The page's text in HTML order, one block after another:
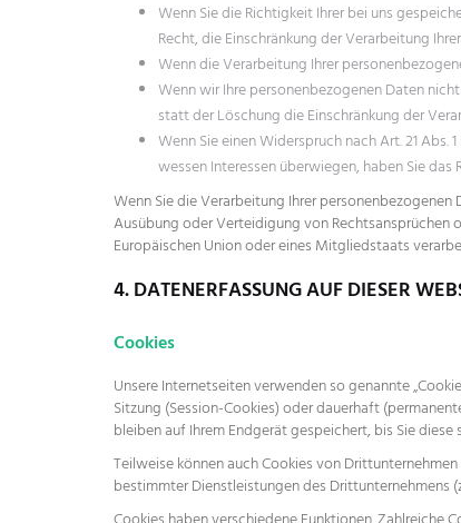
Wenn Sie die Richtigkeit Ihrer bei uns
Recht, die Einschränkung der Verarbeitung
Wenn die Verarbeitung Ihrer
Wenn wir Ihre personenbezogenen Daten
statt der Löschung die Einschränkung der
Wenn Sie einen Widerspruch nach Art. 21
wessen Interessen überwiegen, haben Sie
Wenn Sie die Verarbeitung Ihrer
Ausübung oder Verteidigung von Rechtsansprüchen
Europäischen Union oder eines Mitgliedstaats
4. DATENERFASSUNG AUF DIESER
Cookies
Unsere Internetseiten verwenden so genannte
Sitzung (Session-Cookies) oder dauerhaft
bleiben auf Ihrem Endgerät gespeichert, bis Sie
Teilweise können auch Cookies von
bestimmter Dienstleistungen des Drittunternehmens